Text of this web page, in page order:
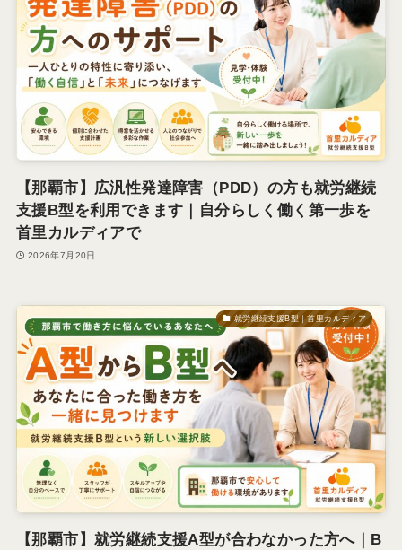
【那覇市】広汎性発達障害（PDD）の方も就労継続
支援B型を利用できます｜自分らしく働く第一歩を
首里カルディアで
2026年7月20日
就労継続支援B型｜首里カルディア
【那覇市】就労継続支援A型が合わなかった方へ｜B